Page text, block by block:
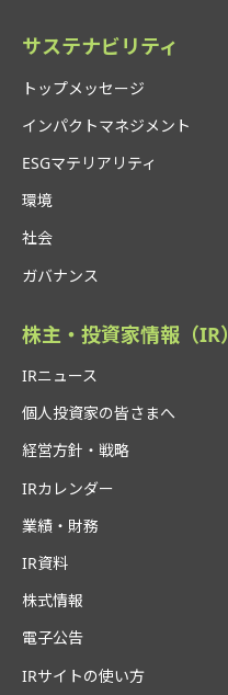
サステナビリティ
トップメッセージ
インパクトマネジメント
ESGマテリアリティ
環境
社会
ガバナンス
株主・投資家情報（IR）
IRニュース
個人投資家の皆さまへ
経営方針・戦略
IRカレンダー
業績・財務
IR資料
株式情報
電子公告
IRサイトの使い方